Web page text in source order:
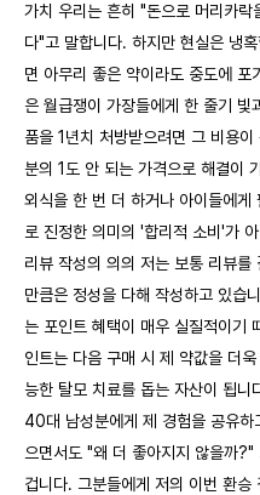
가치 우리는 흔히 "돈으로 머리카
다"고 말합니다. 하지만 현실은 냉
면 아무리 좋은 약이라도 중도에
은 월급쟁이 가장들에게 한 줄기
품을 1년치 처방받으려면 그 비용
분의 1도 안 되는 가격으로 해결이
외식을 한 번 더 하거나 아이들에
로 진정한 의미의 '합리적 소비'가
리뷰 작성의 의의 저는 보통 리뷰를
만큼은 정성을 다해 작성하고 있습
는 포인트 혜택이 매우 실질적이기
인트는 다음 구매 시 제 약값을 더
능한 탈모 치료를 돕는 자산이 됩
40대 남성분에게 제 경험을 공유하
으면서도 "왜 더 좋아지지 않을까
겁니다. 그분들에게 저의 이번 환승